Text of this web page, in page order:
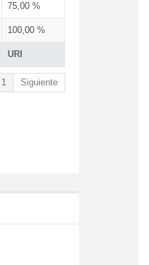
URI
75,00 %
100,00 %
1 Siguiente